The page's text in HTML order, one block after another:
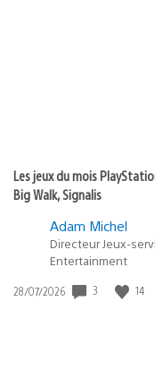
Les jeux du mois
Big Walk, Signalis
Adam Michel
Directeur Jeux-
Entertainment
Date
28/07/2026 3 14